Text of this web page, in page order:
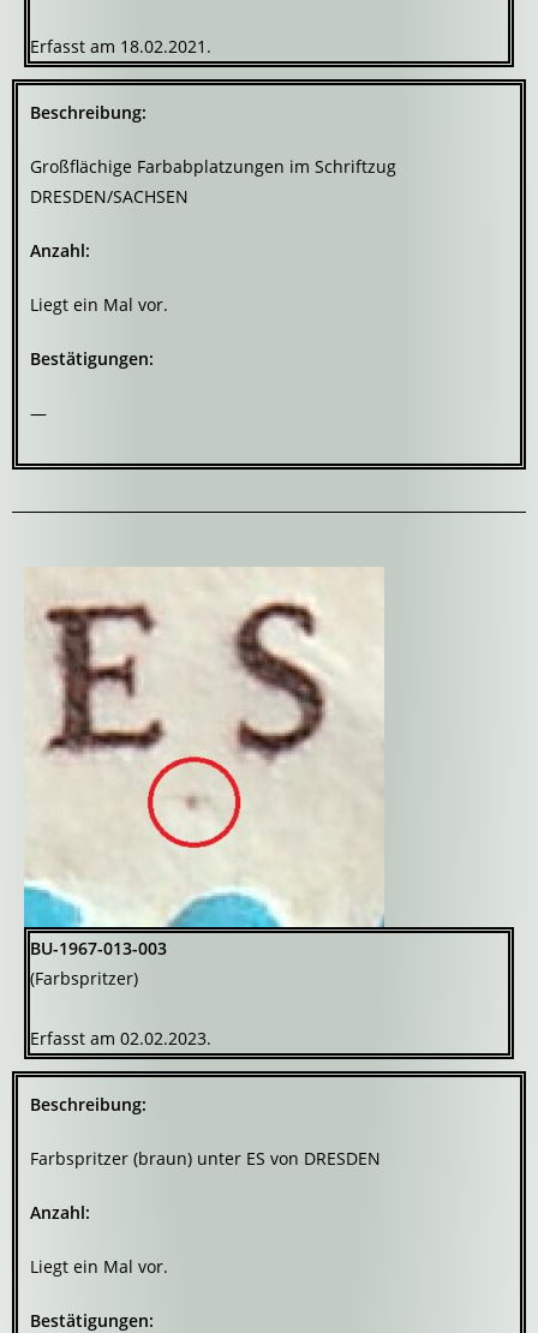
Erfasst am 18.02.2021.
Beschreibung:
Großflächige Farbabplatzungen im Schriftzug
DRESDEN/SACHSEN
Anzahl:
Liegt ein Mal vor.
Bestätigungen:
—
BU-1967-013-003
(Farbspritzer)
Erfasst am 02.02.2023.
Beschreibung:
Farbspritzer (braun) unter ES von DRESDEN
Anzahl:
Liegt ein Mal vor.
Bestätigungen: